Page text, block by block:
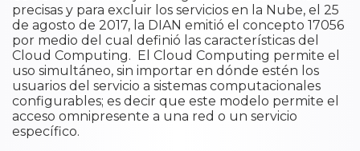
precisas y para excluir los servicios en la Nube, el 25
de agosto de 2017, la DIAN emitió el concepto 17056
por medio del cual definió las características del
Cloud Computing. El Cloud Computing permite el
uso simultáneo, sin importar en dónde estén los
usuarios del servicio a sistemas computacionales
configurables; es decir que este modelo permite el
acceso omnipresente a una red o un servicio
específico.